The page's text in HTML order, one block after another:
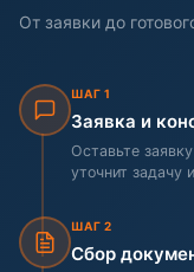
От заявки до
ШАГ 1
Заявка и
Оставьте
уточнит задачу
ШАГ 2
Сбор